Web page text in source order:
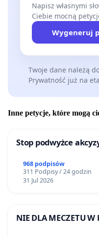
Napisz własnymi
Ciebie mocną
Wygeneruj
Twoje dane należą
Prywatność już na
Inne petycje, które mogą
Stop podwyżce
968 podpisów
311 Podpisy / 24 godzin
31 Jul 2026
NIE DLA MECZETU